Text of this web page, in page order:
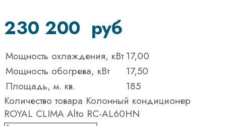
230 200 руб
Мощность охлаждения, кВт 17,00
Мощность обогрева, кВт
17,50
Площадь, м. кв.
185
Количество товара Колонный кондиционер
ROYAL CLIMA Alto RC-AL60HN